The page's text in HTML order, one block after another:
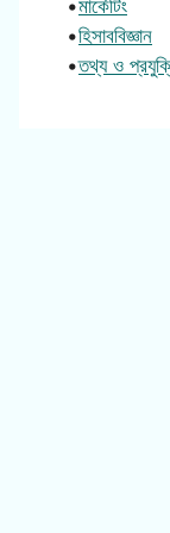
•মার্কেটিং
•হিসাববিজ্ঞান
•তথ্য ও